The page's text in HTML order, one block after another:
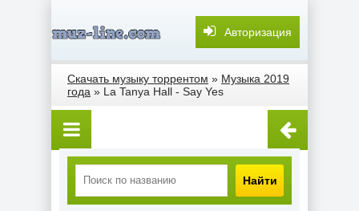
Авторизация
Скачать музыку торрентом » Музыка 2019
года » La Tanya Hall - Say Yes
Найти